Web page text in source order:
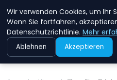
NEW
Wir verwenden Cookies, um Ihr
Wenn Sie fortfahren,
Datenschutzrichtlinie. Mehr
Ablehnen Akzeptieren